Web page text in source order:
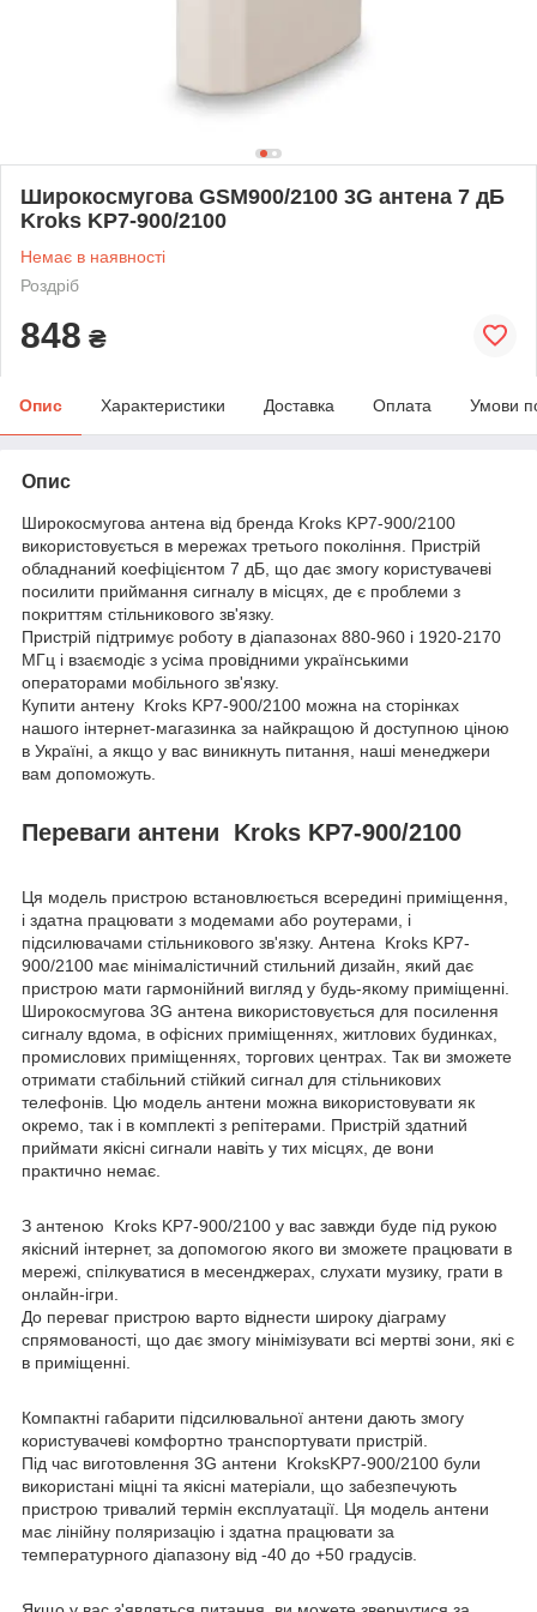
Широкосмугова GSM900/2100 3G антена 7 дБ
Kroks KP7-900/2100
Немає в наявності
Роздріб
848 ₴
Опис Характеристики Доставка Оплата Умови
Опис
Широкосмугова антена від бренда Kroks KP7-900/2100
використовується в мережах третього покоління. Пристрій
обладнаний коефіцієнтом 7 дБ, що дає змогу користувачеві
посилити приймання сигналу в місцях, де є проблеми з
покриттям стільникового зв'язку.
Пристрій підтримує роботу в діапазонах 880-960 і 1920-2170
МГц і взаємодіє з усіма провідними українськими
операторами мобільного зв'язку.
Купити антену Kroks KP7-900/2100 можна на сторінках
нашого інтернет-магазинка за найкращою й доступною ціною
в Україні, а якщо у вас виникнуть питання, наші менеджери
вам допоможуть.
Переваги антени Kroks KP7-900/2100
Ця модель пристрою встановлюється всередині приміщення,
і здатна працювати з модемами або роутерами, і
підсилювачами стільникового зв'язку. Антена Kroks KP7-
900/2100 має мінімалістичний стильний дизайн, який дає
пристрою мати гармонійний вигляд у будь-якому приміщенні.
Широкосмугова 3G антена використовується для посилення
сигналу вдома, в офісних приміщеннях, житлових будинках,
промислових приміщеннях, торгових центрах. Так ви зможете
отримати стабільний стійкий сигнал для стільникових
телефонів. Цю модель антени можна використовувати як
окремо, так і в комплекті з репітерами. Пристрій здатний
приймати якісні сигнали навіть у тих місцях, де вони
практично немає.
З антеною Kroks KP7-900/2100 у вас завжди буде під рукою
якісний інтернет, за допомогою якого ви зможете працювати в
мережі, спілкуватися в месенджерах, слухати музику, грати в
онлайн-ігри.
До переваг пристрою варто віднести широку діаграму
спрямованості, що дає змогу мінімізувати всі мертві зони, які є
в приміщенні.
Компактні габарити підсилювальної антени дають змогу
користувачеві комфортно транспортувати пристрій.
Під час виготовлення 3G антени KroksKP7-900/2100 були
використані міцні та якісні матеріали, що забезпечують
пристрою тривалий термін експлуатації. Ця модель антени
має лінійну поляризацію і здатна працювати за
температурного діапазону від -40 до +50 градусів.